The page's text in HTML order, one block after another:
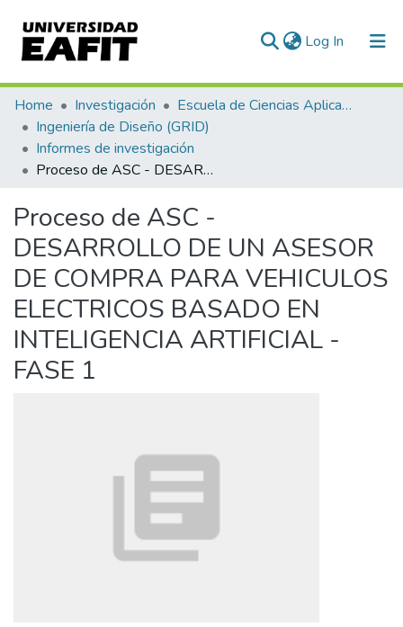
Log In (current)
Communities & Collections
All of DSpace
Statistics
Home Investigación
Escuela de Ciencias Aplicadas e Ingeniería
Ingeniería de Diseño (GRID)
Informes de investigación
Proceso de ASC - DESARROLLO DE UN ASESOR DE COMPRA PARA VEHICULOS ELECTRICOS BASADO EN INTELIGENCIA ARTIFICIAL - FASE 1
Proceso de ASC -
DESARROLLO DE UN ASESOR
DE COMPRA PARA VEHICULOS
ELECTRICOS BASADO EN
INTELIGENCIA ARTIFICIAL -
FASE 1